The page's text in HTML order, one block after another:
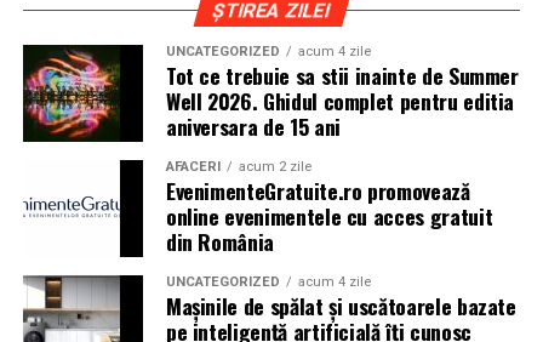
stabilitate si un aspect echilibrat sunt preferate de cei
care nu doresc sa transforme masina intr-un obiect
static. In acest sens, alegerea unoranvelope all season
175 65 r14poate fi potrivita pentru multe proiecte
prezente la evenimentele locale, in special pentru
masinile compacte sau clasice.
Pozitia masinii si rolul anvelopelor
La un show auto, pozitia masinii este analizata atent.
Cat de jos sta masina, cum se aliniaza roata cu aripa si ce
impact vizual are ansamblul sunt detalii care pot face
ȘTIREA ZILEI
UNCATEGORIZED acum 4 zile
Tot ce trebuie sa stii inainte de Summer
Well 2026. Ghidul complet pentru editia
aniversara de 15 ani
AFACERI acum 2 zile
EvenimenteGratuite.ro promovează
online evenimentele cu acces gratuit
din România
UNCATEGORIZED acum 4 zile
Mașinile de spălat și uscătoarele bazate
pe inteligență artificială îți cunosc